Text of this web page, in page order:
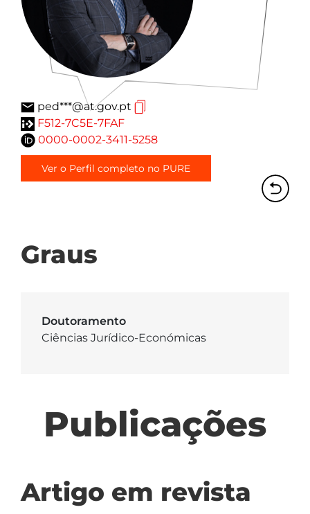
ped***@at.gov.pt
F512-7C5E-7FAF
0000-0002-3411-5258
Ver o Perfil completo no PURE
Graus
Doutoramento
Ciências Jurídico-Económicas
Publicações
Artigo em revista